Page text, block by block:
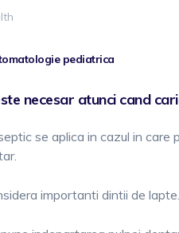
pediatrica
necesar atunci cand
se aplica in cazul in
importanti dintii de lapte.